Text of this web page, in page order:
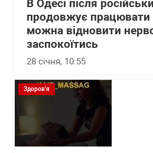
В Одесі після
продовжує працювати
можна відновити
заспокоїтись
28 січня, 10:55
Здоров'я